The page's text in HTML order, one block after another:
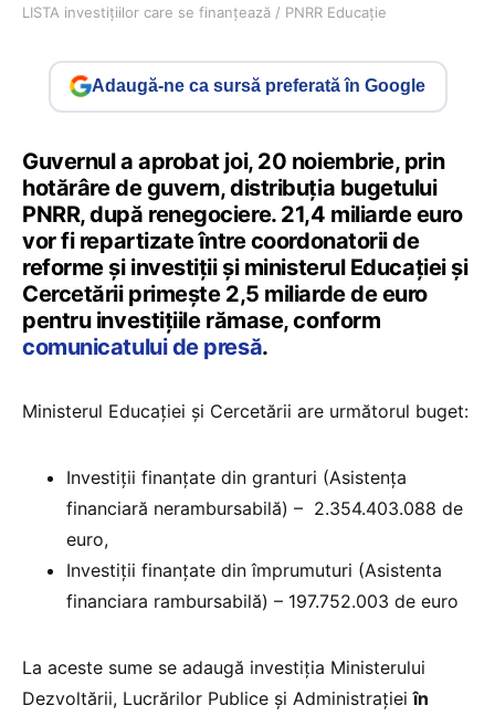
LISTA investițiilor care se finanțează / PNRR Educație
Adaugă-ne ca sursă preferată în Google
Guvernul a aprobat joi, 20 noiembrie, prin
hotărâre de guvern, distribuția bugetului
PNRR, după renegociere. 21,4 miliarde euro
vor fi repartizate între coordonatorii de
reforme și investiții și ministerul Educației și
Cercetării primește 2,5 miliarde de euro
pentru investițiile rămase, conform
comunicatului de presă.
Ministerul Educației și Cercetării are următorul buget:
Investiții finanțate din granturi (Asistența
financiară nerambursabilă) – 2.354.403.088 de
euro,
Investiții finanțate din împrumuturi (Asistenta
financiara rambursabilă) – 197.752.003 de euro
La aceste sume se adaugă investiția Ministerului
Dezvoltării, Lucrărilor Publice și Administrațieiîn